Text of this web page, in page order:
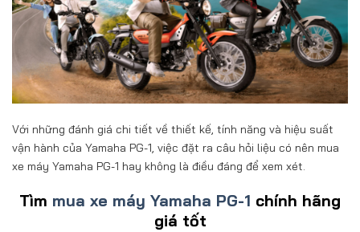
Với những đánh giá chi tiết về thiết kế, tính năng và hiệu suất
vận hành của Yamaha PG-1, việc đặt ra câu hỏi liệu có nên mua
xe máy Yamaha PG-1 hay không là điều đáng để xem xét.
Tìm mua xe máy Yamaha PG-1 chính hãng
giá tốt